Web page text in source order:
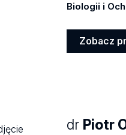
Biologii i
Zobacz
dr Piotr